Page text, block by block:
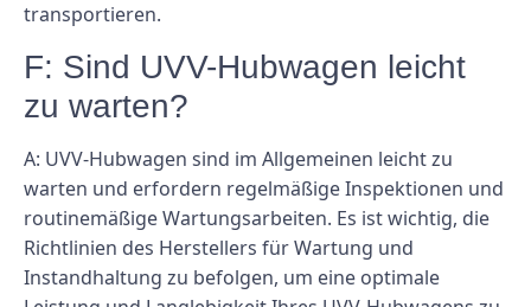
transportieren.
F: Sind UVV-Hubwagen leicht
zu warten?
A: UVV-Hubwagen sind im Allgemeinen leicht zu
warten und erfordern regelmäßige Inspektionen und
routinemäßige Wartungsarbeiten. Es ist wichtig, die
Richtlinien des Herstellers für Wartung und
Instandhaltung zu befolgen, um eine optimale